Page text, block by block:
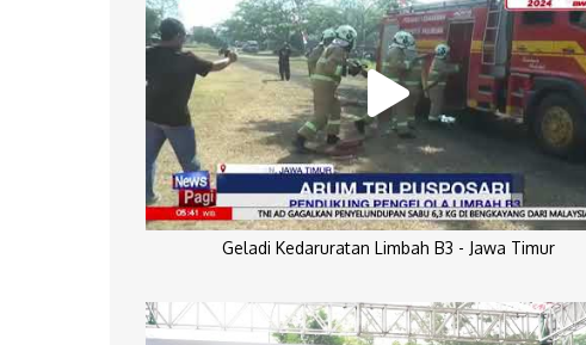
Geladi Kedaruratan Limbah B3 - Jawa Timur